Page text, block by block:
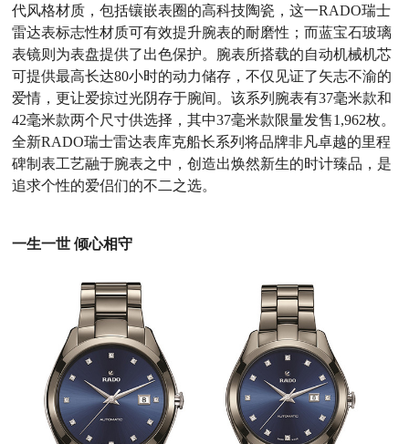
代风格材质，包括镶嵌表圈的高科技陶瓷，这一RADO瑞士
雷达表标志性材质可有效提升腕表的耐磨性；而蓝宝石玻璃
表镜则为表盘提供了出色保护。腕表所搭载的自动机械机芯
可提供最高长达80小时的动力储存，不仅见证了矢志不渝的
爱情，更让爱掠过光阴存于腕间。该系列腕表有37毫米款和
42毫米款两个尺寸供选择，其中37毫米款限量发售1,962枚。
全新RADO瑞士雷达表库克船长系列将品牌非凡卓越的里程
碑制表工艺融于腕表之中，创造出焕然新生的时计臻品，是
追求个性的爱侣们的不二之选。
一生一世 倾心相守